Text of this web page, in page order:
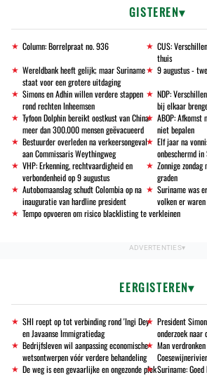
GISTEREN
Column: Borrelpraat no. 936
CUS:
thuis
Wereldbank heeft gelijk; maar Suriname
staat voor een grotere uitdaging
9 augustus -
Simons en Adhin willen verdere stappen
rond rechten Inheemsen
NDP:
bij elkaar
Tyfoon Dolphin bereikt oostkust van China:
meer dan 300.000 mensen geëvacueerd
ABOP: Afkomst
niet bepalen
Bestuurder overleden na verkeersongeval
aan Commissaris Weythingweg
Elf jaar na
onbeschermd
VHP: Erkenning, rechtvaardigheid en
verbondenheid op 9 augustus
Zonnige
graden
Autobomaanslag schudt Colombia op na
inauguratie van hardline president
Suriname was
volken er waren
Tempo opvoeren om risico blacklisting te verkleinen
EERGISTEREN
SHI roept op tot verbinding rond 'Ingi Dey'
en Javaanse Immigratiedag
President
onderzoek
Bedrijfsleven wil aanpassing economische
wetsontwerpen vóór verdere behandeling
Man
Coesewijnerivier
De weg is een gevaarlijke en ongezonde plekSuriname: